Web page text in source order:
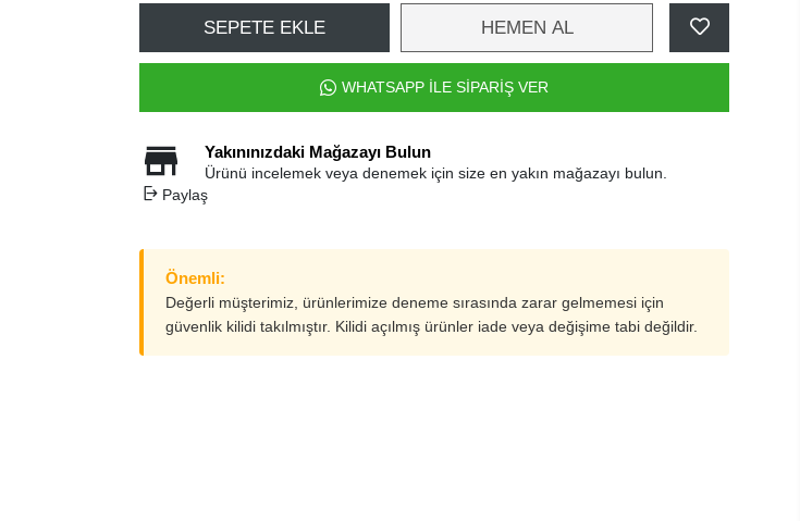
SEPETE EKLE HEMEN AL
WHATSAPP İLE SİPARİŞ VER
Yakınınızdaki Mağazayı Bulun
Ürünü incelemek veya denemek için size en yakın mağazayı bulun.
Paylaş
Önemli:
Değerli müşterimiz, ürünlerimize deneme sırasında zarar gelmemesi için
güvenlik kilidi takılmıştır. Kilidi açılmış ürünler iade veya değişime tabi değildir.